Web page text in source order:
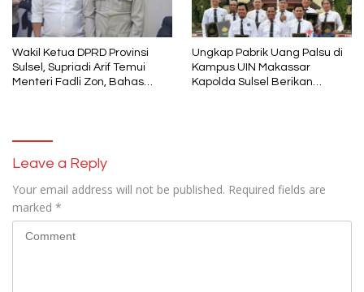
Wakil Ketua DPRD Provinsi
Sulsel, Supriadi Arif Temui
Menteri Fadli Zon, Bahas
Ungkap Pabrik Uang Palsu di
Kampus UIN Makassar
Kapolda Sulsel Berikan
Leave a Reply
Your email address will not be published. Required fields are
marked *